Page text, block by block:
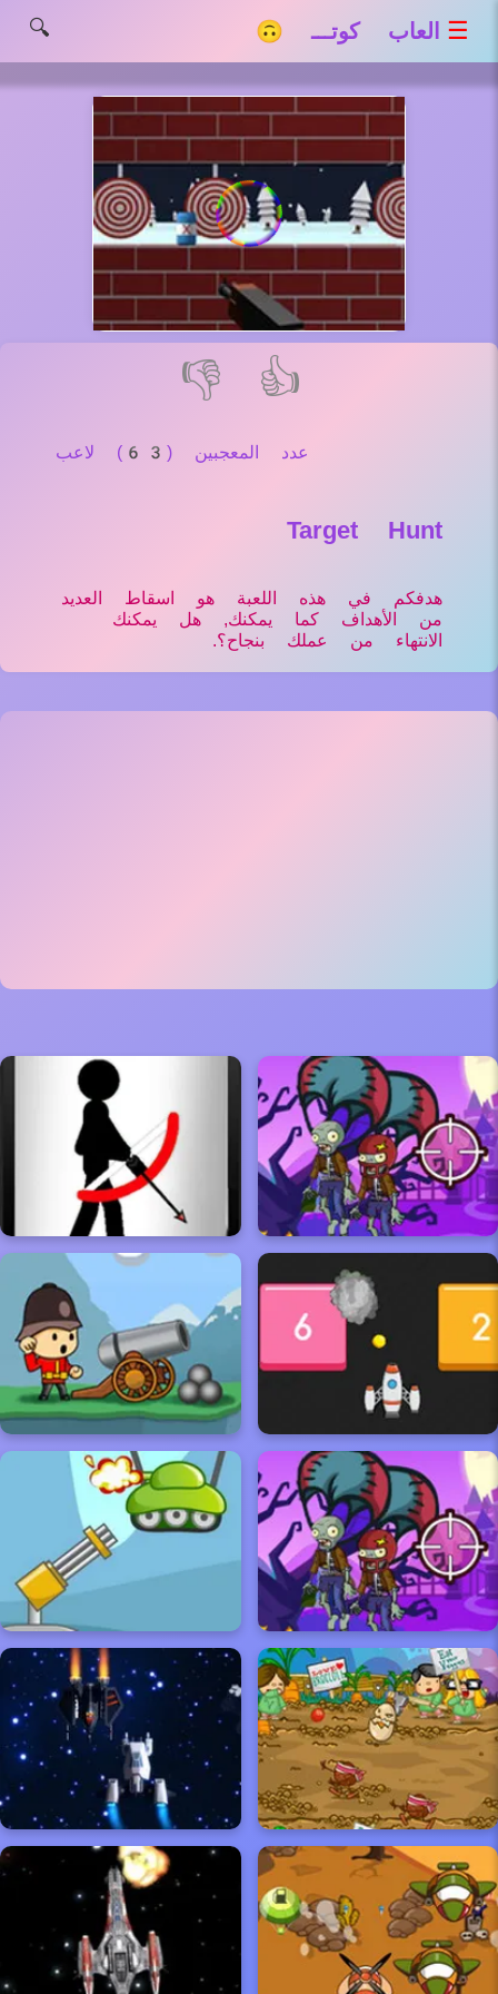
☰ العاب كوتـــ 🙃 🔍
👍
👎
عدد المعجبين (63) لاعب
Target Hunt
هدفكم في هذه اللعبة هو اسقاط العديد
من الأهداف كما يمكنك, هل يمكنك
الانتهاء من عملك بنجاح؟.